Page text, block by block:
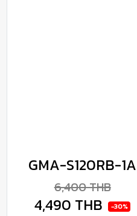
GMA-S120RB-1A
6,400 THB
4,490 THB -30%